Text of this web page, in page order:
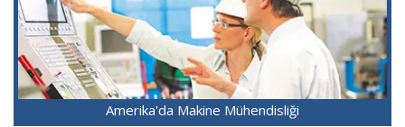
Amerika'da Makine Mühendisliği